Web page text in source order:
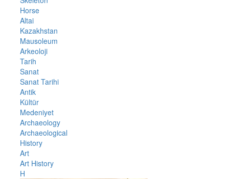
Horse
Altai
Kazakhstan
Mausoleum
Arkeoloji
Tarih
Sanat
Sanat Tarihi
Antik
Kültür
Medeniyet
Archaeology
Archaeological
History
Art
Art History
H